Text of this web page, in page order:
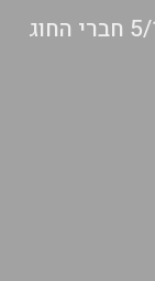
הטיול התקיים בתאריך: 5/10/2024 חברי החוג